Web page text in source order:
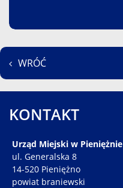
WRÓĆ
KONTAKT
Urząd Miejski w Pieniężnie
ul. Generalska 8
14-520 Pieniężno
powiat braniewski